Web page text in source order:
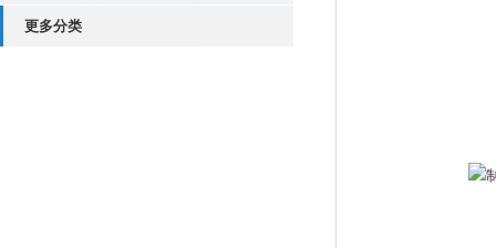
更多分类